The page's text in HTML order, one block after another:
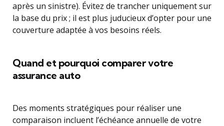
après un sinistre). Évitez de trancher uniquement sur
la base du prix ; il est plus juducieux d’opter pour une
couverture adaptée à vos besoins réels.
Quand et pourquoi comparer votre
assurance auto
Des moments stratégiques pour réaliser une
comparaison incluent l’échéance annuelle de votre